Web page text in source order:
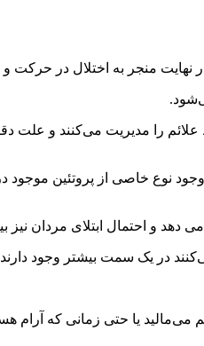
منجر به اختلال در حرکت
را مدیریت می‌کنند و علت
نوع خاصی از پروتئین موجود
دهد و احتمال ابتلای مردان نیز
در یک سمت بیشتر وجود
یا حتی زمانی که آرام